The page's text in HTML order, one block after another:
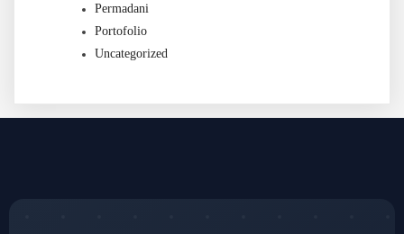
Permadani
Portofolio
Uncategorized